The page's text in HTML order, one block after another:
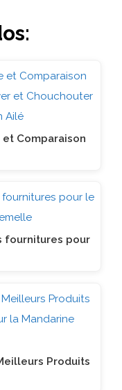
et Comparaison
fournitures pour
Produits